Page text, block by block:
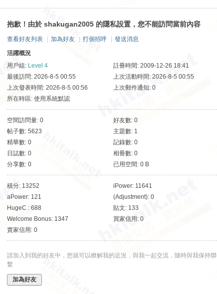
抱歉！由於 shakugan2005 的隱私設置，您不能訪問當前內容
查看好友列表 加為好友 打個招呼
發送消息
活躍概況
用戶組: Level 4
註冊時間: 2009-12-26 18:41
最後訪問: 2026-8-5 00:55
上次活動時間: 2026-8-5 00:55
上次發表時間: 2026-8-5 00:56
上次郵件通知: 0
所在時區: 使用系統默認
空間訪問量: 0
好友數: 0
帖子數: 5623
主題數: 1
精華數: 0
記錄數: 0
日誌數: 0
相冊數: 0
分享數: 0
已用空間: 0 B
積分: 13252
iPower: 11641
aPower: 121
(Adjustment): 0
HugeC : 688
貼文: 133
Welcome Bonus: 1347
買家信用: 0
賣家信用: 0
請加入到我的好友中，您就可以瞭解我的近況，與我一起交流，隨時與我保持聯
繫
加為好友